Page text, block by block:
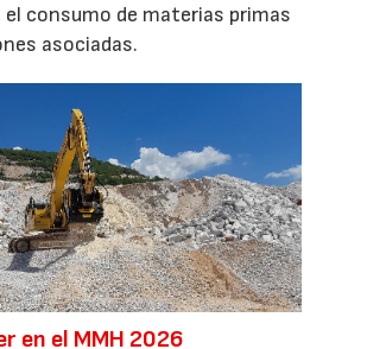
consumo de materias primas
asociadas.
en el MMH 2026